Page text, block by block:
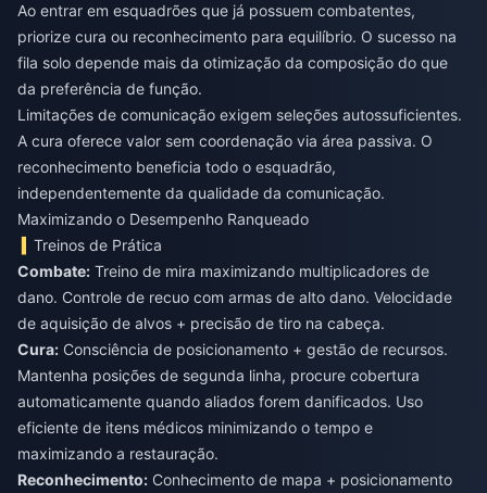
Ao entrar em esquadrões que já possuem combatentes,
priorize cura ou reconhecimento para equilíbrio. O sucesso na
fila solo depende mais da otimização da composição do que
da preferência de função.
Limitações de comunicação exigem seleções autossuficientes.
A cura oferece valor sem coordenação via área passiva. O
reconhecimento beneficia todo o esquadrão,
independentemente da qualidade da comunicação.
Maximizando o Desempenho Ranqueado
Treinos de Prática
Combate: Treino de mira maximizando multiplicadores de
dano. Controle de recuo com armas de alto dano. Velocidade
Cura: Consciência de posicionamento + gestão de recursos.
Mantenha posições de segunda linha, procure cobertura
automaticamente quando aliados forem danificados. Uso
eficiente de itens médicos minimizando o tempo e
Reconhecimento: Conhecimento de mapa + posicionamento